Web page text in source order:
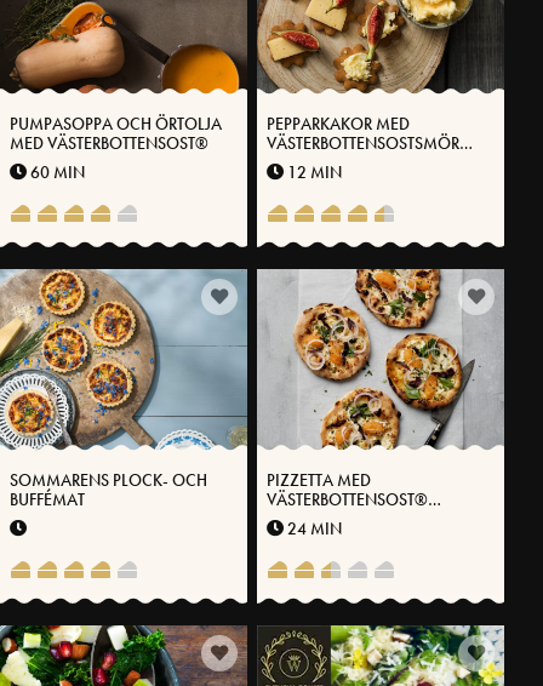
PUMPASOPPA OCH ÖRTOLJA
MED VÄSTERBOTTENSOST®
60 MIN
PEPPARKAKOR MED
VÄSTERBOTTENSOSTSMÖR
OCH FIKON
12 MIN
SOMMARENS PLOCK- OCH
BUFFÉMAT
PIZZETTA MED
VÄSTERBOTTENSOST®
LÖJROM OCH TORKAT
VILTKÖTT
24 MIN